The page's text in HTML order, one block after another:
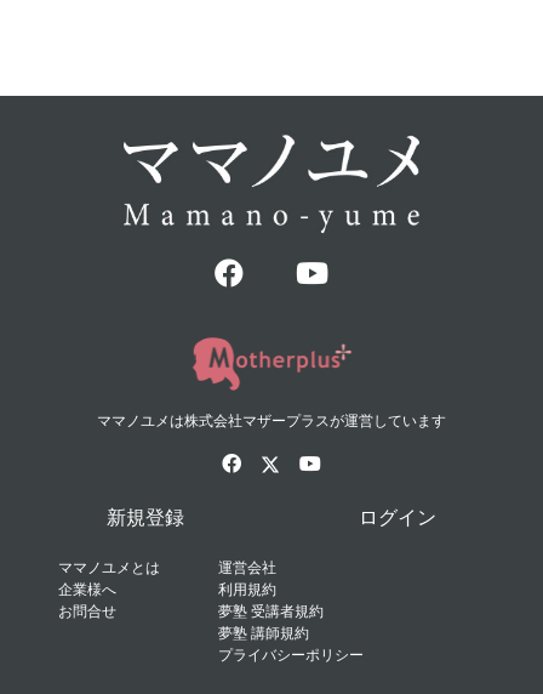
ママノユメは株式会社マザープラスが運営しています
新規登録 ログイン
ママノユメとは
企業様へ
お問合せ
運営会社
利用規約
夢塾 受講者規約
夢塾 講師規約
プライバシーポリシー